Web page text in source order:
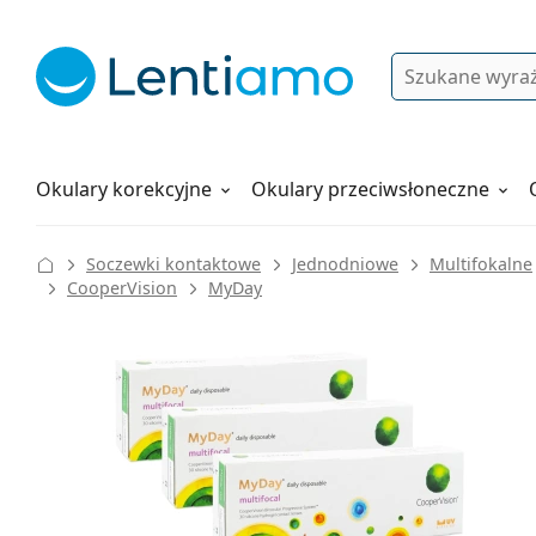
Wyszukiwanie
Płyny do soczewek
Okulary korekcyjne Okulary przeciwsłoneczne
Wszystko o zakupach
Soczewki kontaktowe Jednodniowe
Multifokalne
CooperVision
MyDay